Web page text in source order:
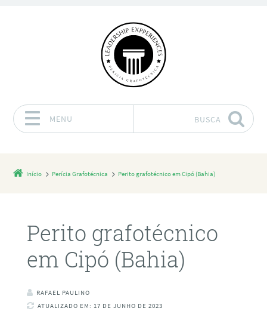
MENU BUSCA
Início Perícia Grafotécnica Perito grafotécnico em Cipó (Bahia)
Perito grafotécnico
em Cipó (Bahia)
RAFAEL PAULINO
ATUALIZADO EM: 17 DE JUNHO DE 2023